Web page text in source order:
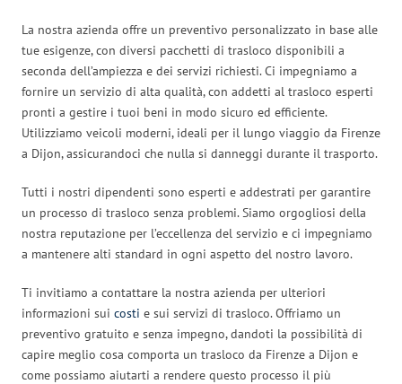
La nostra azienda offre un preventivo personalizzato in base alle
tue esigenze, con diversi pacchetti di trasloco disponibili a
seconda dell’ampiezza e dei servizi richiesti. Ci impegniamo a
fornire un servizio di alta qualità, con addetti al trasloco esperti
pronti a gestire i tuoi beni in modo sicuro ed efficiente.
Utilizziamo veicoli moderni, ideali per il lungo viaggio da Firenze
a Dijon, assicurandoci che nulla si danneggi durante il trasporto.
Tutti i nostri dipendenti sono esperti e addestrati per garantire
un processo di trasloco senza problemi. Siamo orgogliosi della
nostra reputazione per l’eccellenza del servizio e ci impegniamo
a mantenere alti standard in ogni aspetto del nostro lavoro.
Ti invitiamo a contattare la nostra azienda per ulteriori
informazioni sui costi e sui servizi di trasloco. Offriamo un
preventivo gratuito e senza impegno, dandoti la possibilità di
capire meglio cosa comporta un trasloco da Firenze a Dijon e
come possiamo aiutarti a rendere questo processo il più